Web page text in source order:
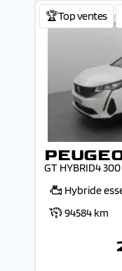
🏆Top ventes
GT HYBRID4
Hybride
94584 km